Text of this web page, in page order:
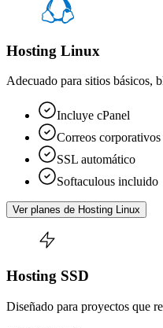
Hosting Linux
Adecuado para sitios básicos,
Incluye cPanel
Correos corporativos
SSL automático
Softaculous incluido
Ver planes de Hosting Linux
Hosting SSD
Diseñado para proyectos que